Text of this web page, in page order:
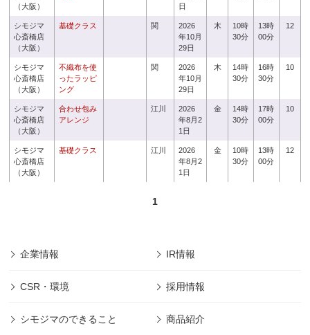
（大阪）
日
シモジマ
心斎橋店
（大阪）
基礎クラス 関
2026
年10月
29日
木
10時
30分
13時
00分
12
シモジマ
心斎橋店
（大阪）
不織布を使
ったラッピ
ング
関
2026
年10月
29日
木
14時
30分
16時
30分
10
シモジマ
心斎橋店
（大阪）
合わせ包み
アレンジ
江川
2026
年8月2
1日
金
14時
30分
17時
00分
10
シモジマ
心斎橋店
（大阪）
基礎クラス 江川
2026
年8月2
1日
金
10時
30分
13時
00分
12
1
企業情報 IR情報
CSR・環境 採用情報
シモジマのできること 商品紹介